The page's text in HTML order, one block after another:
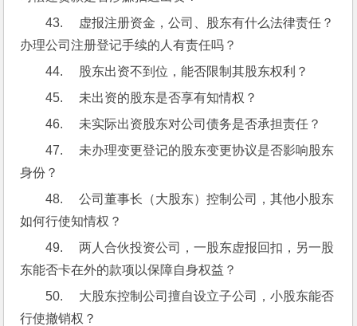
43.     虚报注册资金，公司、股东有什么法律责任？
办理公司注册登记手续的人有责任吗？
44.     股东出资不到位，能否限制其股东权利？
45.     未出资的股东是否享有知情权？
46.     未实际出资股东对公司债务是否承担责任？
47.     未办理变更登记的股东变更协议是否影响股东
身份？
48.     公司董事长（大股东）控制公司，其他小股东
如何行使知情权？
49.     两人合伙投资公司，一股东虚报回扣，另一股
东能否卡在外的款项以保障自身权益？
50.     大股东控制公司擅自设立子公司，小股东能否
行使撤销权？